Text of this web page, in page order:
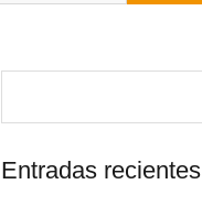
Entradas recientes